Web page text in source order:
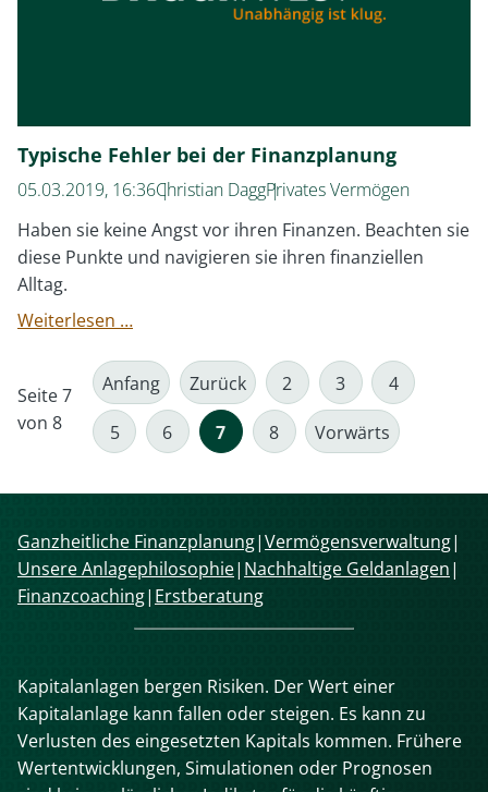
Typische Fehler bei der Finanzplanung
05.03.2019, 16:36Christian DaggPrivates Vermögen
Haben sie keine Angst vor ihren Finanzen. Beachten sie
diese Punkte und navigieren sie ihren finanziellen
Alltag.
Weiterlesen …Typische
der
Finanzplanung
Seite 7
von 8
Anfang Zurück 2 3 4
5 6 7 8 Vorwärts
Navigation
überspringen
Ganzheitliche Finanzplanung Vermögensverwaltung
Unsere Anlagephilosophie Nachhaltige Geldanlagen
Finanzcoaching Erstberatung
Kapitalanlagen bergen Risiken. Der Wert einer
Kapitalanlage kann fallen oder steigen. Es kann zu
Verlusten des eingesetzten Kapitals kommen. Frühere
Wertentwicklungen, Simulationen oder Prognosen